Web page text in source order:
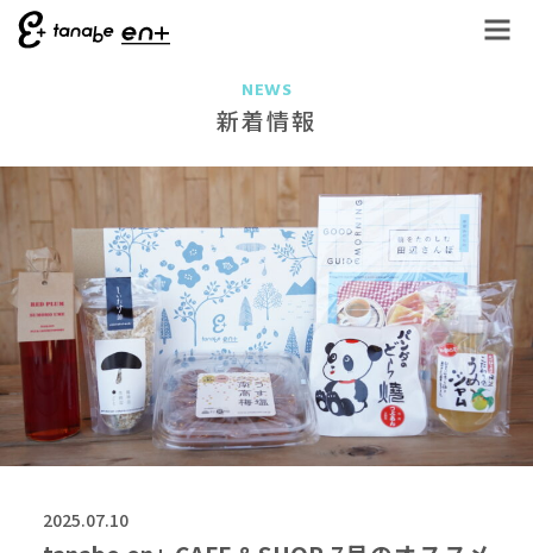
NEWS
新着情報
2025.07.10